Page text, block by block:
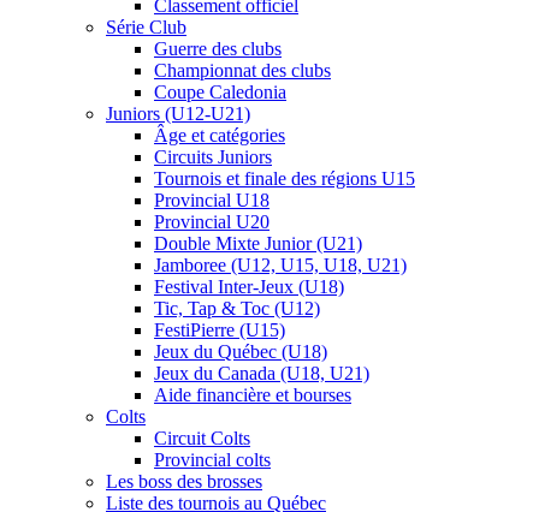
Classement officiel
Série Club
Guerre des clubs
Championnat des clubs
Coupe Caledonia
Juniors (U12-U21)
Âge et catégories
Circuits Juniors
Tournois et finale des régions U15
Provincial U18
Provincial U20
Double Mixte Junior (U21)
Jamboree (U12, U15, U18, U21)
Festival Inter-Jeux (U18)
Tic, Tap & Toc (U12)
FestiPierre (U15)
Jeux du Québec (U18)
Jeux du Canada (U18, U21)
Aide financière et bourses
Colts
Circuit Colts
Provincial colts
Les boss des brosses
Liste des tournois au Québec